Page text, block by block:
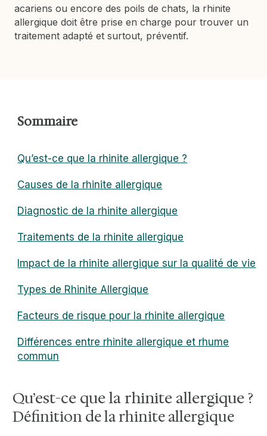
acariens ou encore des poils de chats, la rhinite
allergique doit être prise en charge pour trouver un
traitement adapté et surtout, préventif.
Sommaire
Qu’est-ce que la rhinite allergique ?
Causes de la rhinite allergique
Diagnostic de la rhinite allergique
Traitements de la rhinite allergique
Impact de la rhinite allergique sur la qualité de vie
Types de Rhinite Allergique
Facteurs de risque pour la rhinite allergique
Différences entre rhinite allergique et rhume
commun
Qu’est-ce que la rhinite allergique ?
Définition de la rhinite allergique